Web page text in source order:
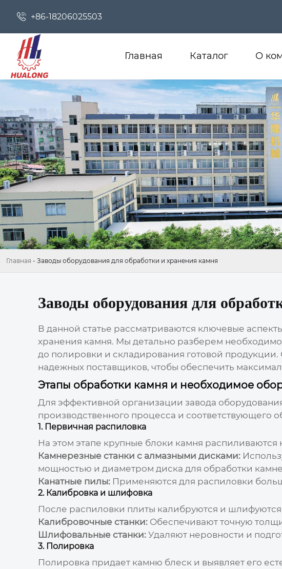
 +86-18206025503
Главная Каталог О
Главная - Заводы оборудования для обработки и хранения камня
Заводы оборудования для
В данной статье рассматриваются ключевые
хранения камня. Мы детально разберем
до полировки и складирования готовой
надежных поставщиков, чтобы обеспечить
Этапы обработки камня и необходимое
Для эффективной организации завода
производственного процесса и соответствующего
1. Первичная распиловка
На этом этапе крупные блоки камня
Камнерезные станки с алмазными дисками:
мощностью и диаметром диска для обработки
Канатные пилы:Применяются для распиловки
2. Калибровка и шлифовка
После распиловки плиты калибруются и
Калибровочные станки:Обеспечивают точную
Шлифовальные станки:Удаляют неровности и
3. Полировка
Полировка придает камню блеск и выявляет его